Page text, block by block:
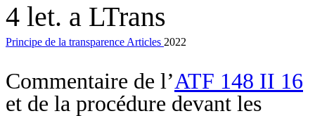
4 let. a LTrans
Principe de la transparence Articles 2022
Commentaire de l’ATF 148 II 16
et de la procédure devant les